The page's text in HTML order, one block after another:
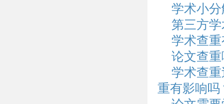
学术小
第三方
学术查
论文查
学术查
重有影响吗